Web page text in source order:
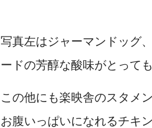
写真左はジャーマンドッグ
ードの芳醇な酸味がとって
この他にも楽映舎のスタメ
お腹いっぱいになれるチキ